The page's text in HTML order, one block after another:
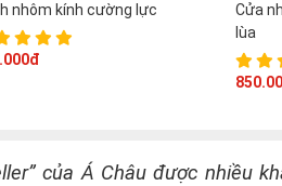
nhôm kính cường lực
Cửa
lùa
của Á Châu được nhiều